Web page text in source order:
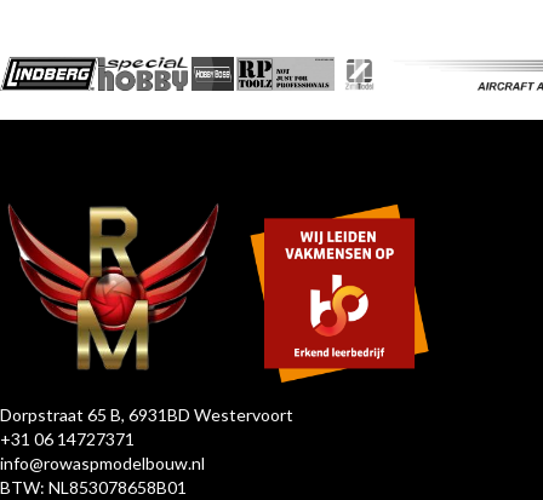
Dorpstraat 65 B, 6931BD Westervoort
+31 06 14727371
info@rowaspmodelbouw.nl
BTW: NL853078658B01